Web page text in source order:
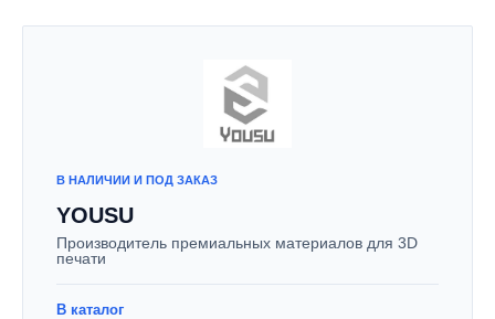
В НАЛИЧИИ И ПОД ЗАКАЗ
YOUSU
Производитель премиальных материалов для 3D
печати
В каталог